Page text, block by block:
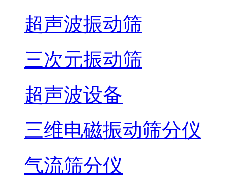
超声波振动筛
三次元振动筛
超声波设备
三维电磁振动筛分仪
气流筛分仪